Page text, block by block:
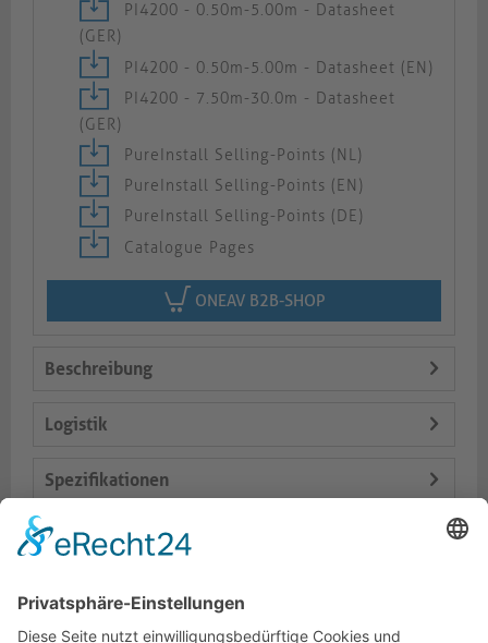
PI4200 - 0.50m-5.00m - Datasheet
(GER)
PI4200 - 0.50m-5.00m - Datasheet (EN)
PI4200 - 7.50m-30.0m - Datasheet
(GER)
PureInstall Selling-Points (NL)
PureInstall Selling-Points (EN)
PureInstall Selling-Points (DE)
Catalogue Pages
ONEAV B2B-SHOP
Beschreibung
Logistik
Spezifikationen
Lieferumfang